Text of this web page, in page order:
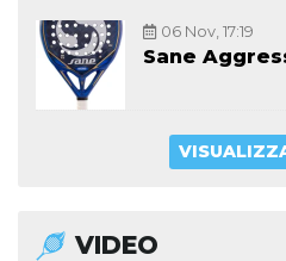
06 Nov, 17:19
Sane
VIDEO